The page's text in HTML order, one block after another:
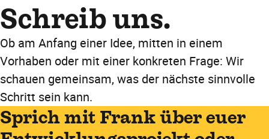
Schreib uns.
Ob am Anfang einer Idee, mitten in einem
Vorhaben oder mit einer konkreten Frage: Wir
schauen gemeinsam, was der nächste sinnvolle
Schritt sein kann.
Sprich mit Frank über euer